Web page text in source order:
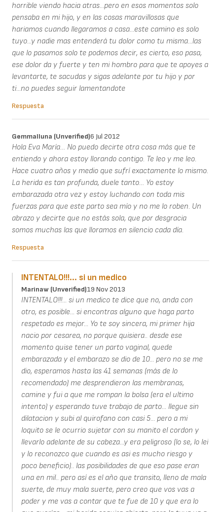
horrible viendo hacia atras...pero en esos momentos solo
pensaba en mi hijo, y en las cosas maravillosas que
hariamos cuando llegaramos a casa...este camino es solo
tuyo...y nadie mas entenderá tu dolor como tu misma...las
que lo pasamos solo te podemos decir, es cierto, eso pasa,
ese dolor da y fuerte y ten mi hombro para que te apoyes a
levantarte, te sacudas y sigas adelante por tu hijo y por
ti...no puedes seguir lamentandote
Respuesta
Gemmalluna (unverified)6 Jul 2012
Hola Eva María… No puedo decirte otra cosa más que te
entiendo y ahora estoy llorando contigo. Te leo y me leo.
Hace cuatro años y medio que sufrí exactamente lo mismo.
La herida es tan profunda, duele tanto… Yo estoy
embarazada otra vez y estoy luchando con toda mis
fuerzas para que este parto sea mío y no me lo roben. Un
abrazo y decirte que no estás sola, que por desgracia
somos muchas las que lloramos en silencio cada día.
Respuesta
INTENTALO!!!... si un medico
Marinaw (unverified)19 Nov 2013
INTENTALO!!!... si un medico te dice que no, anda con
otro, es posible... si encontras alguno que haga parto
respetado es mejor... Yo te soy sincera, mi primer hija
nacio por cesarea, no porque quisiera.. desde ese
momento quise tener un parto vaginal, quede
embarazada y el embarazo se dio de 10... pero no se me
dio, esperamos hasta las 41 semanas (más de lo
recomendado) me desprendieron las membranas,
camine y fui a que me rompan la bolsa (era el ultimo
intento) y esperando tuve trabajo de parto... llegue sin
dilatacion y subi al quirofano con casi 5... pero a mi
loquito se le ocurrio sujetar con su manito el cordon y
llevarlo adelante de su cabeza...y era peligroso (lo se, lo lei
y lo reconozco que cuando es asi es mucho riesgo y
poco beneficio).. las posibilidades de que eso pase eran
una en mil.. pero así es el año que transito, lleno de mala
suerte, de muy mala suerte, pero creo que vos vas a
poder y me vas a contar que te fue de 10 y que era lo